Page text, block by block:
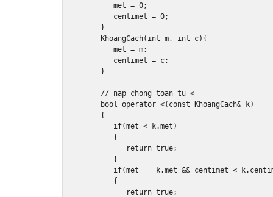
         met
= 0;
         centimet
= 0;
}
KhoangCach( int m , int c){
         met
= m;
         centimet
= c;
}
// nap chong toan tu <
bool
operator <( const KhoangCach& k)
{
if(met < k.met )
{
return true;
}
if(met == k.met && centimet < k.
{
return true;